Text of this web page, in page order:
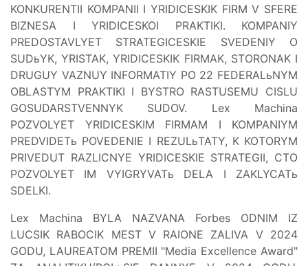
KONKURENTII KOMPANII I YRIDICESKIK FIRM V SFERE
BIZNESA I YRIDICESKOI PRAKTIKI. KOMPANIY
PREDOSTAVLYET STRATEGICESKIE SVEDENIY O
SUDьYK, YRISTAK, YRIDICESKIK FIRMAK, STORONAK I
DRUGUY VAZNUY INFORMATIY PO 22 FEDERALьNYM
OBLASTYM PRAKTIKI I BYSTRO RASTUSEMU CISLU
GOSUDARSTVENNYK SUDOV. Lex Machina
POZVOLYET YRIDICESKIM FIRMAM I KOMPANIYM
PREDVIDETь POVEDENIE I REZULьTATY, K KOTORYM
PRIVEDUT RAZLICNYE YRIDICESKIE STRATEGII, CTO
POZVOLYET IM VYIGRYVATь DELA I ZAKLYCATь
SDELKI.
Lex Machina BYLA NAZVANA Forbes ODNIM IZ
LUCSIK RABOCIK MEST V RAIONE ZALIVA V 2024
GODU, LAUREATOM PREMII "Media Excellence Award"